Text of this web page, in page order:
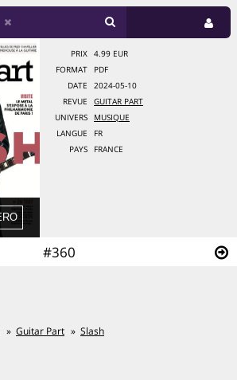
#360
PRIX
4.99 EUR
FORMAT
PDF
DATE
2024-05-10
REVUE
GUITAR PART
UNIVERS
MUSIQUE
LANGUE
FR
PAYS
FRANCE
Guitar Part Slash